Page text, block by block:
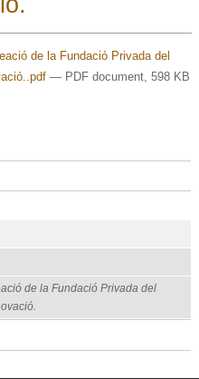
de la Fundació Privada del
— PDF document, 598 KB
de la Fundació Privada del